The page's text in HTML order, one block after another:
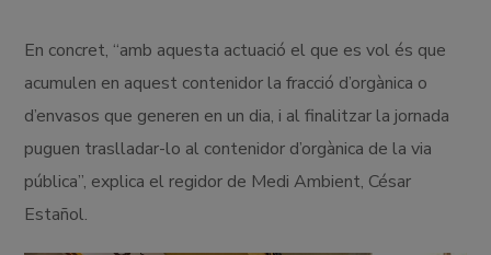
En concret, “amb aquesta actuació el que es vol és que
acumulen en aquest contenidor la fracció d’orgànica o
d’envasos que generen en un dia, i al finalitzar la jornada
puguen traslladar-lo al contenidor d’orgànica de la via
pública”, explica el regidor de Medi Ambient, César
Estañol.